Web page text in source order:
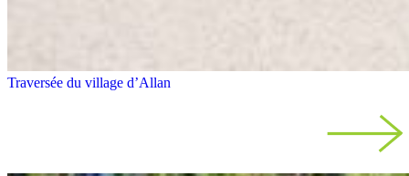
Traversée du village d’Allan